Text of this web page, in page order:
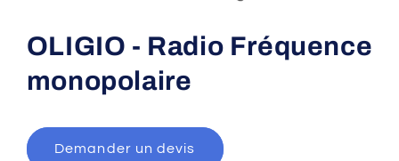
1
in
OLIGIO - Radio Fréquence
monopolaire
Demander un devis